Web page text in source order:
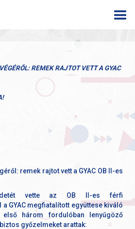
REMEK RAJTOT VETT A GYAC
remek rajtot vett a GYAC OB II-es
vette az OB II-es férfi
GYAC megfiatalított együttese kiváló
három fordulóban lenyűgöző
győzelmeket arattak: